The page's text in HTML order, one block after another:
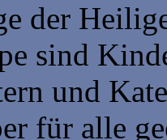
der
sind
und
für alle